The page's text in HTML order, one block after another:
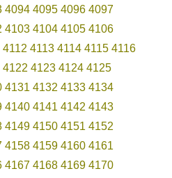
4094 4095 4096 4097
4103 4104 4105 4106
4112 4113 4114 4115 4116
4122 4123 4124 4125
4131 4132 4133 4134
4140 4141 4142 4143
4149 4150 4151 4152
4158 4159 4160 4161
4167 4168 4169 4170